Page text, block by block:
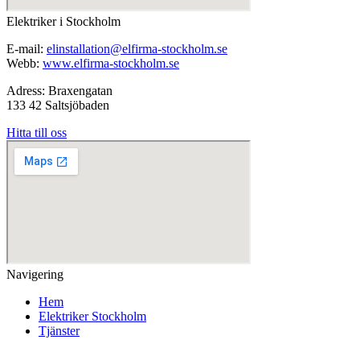
Elektriker i Stockholm
E-mail: elinstallation@elfirma-stockholm.se
Webb: www.elfirma-stockholm.se
Adress: Braxengatan
133 42 Saltsjöbaden
Hitta till oss
Navigering
Hem
Elektriker Stockholm
Tjänster